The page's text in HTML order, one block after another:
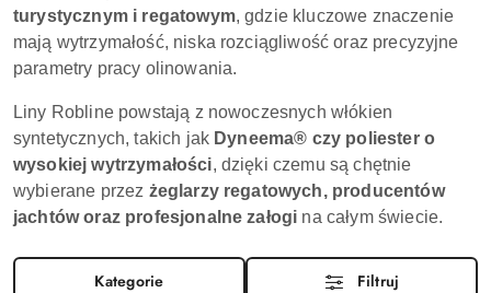
turystycznym i regatowym, gdzie kluczowe znaczenie
mają wytrzymałość, niska rozciągliwość oraz precyzyjne
parametry pracy olinowania.
Liny Robline powstają z nowoczesnych włókien
syntetycznych, takich jak Dyneema® czy poliester o
wysokiej wytrzymałości, dzięki czemu są chętnie
wybierane przez żeglarzy regatowych, producentów
jachtów oraz profesjonalne załogi na całym świecie.
Kategorie Filtruj